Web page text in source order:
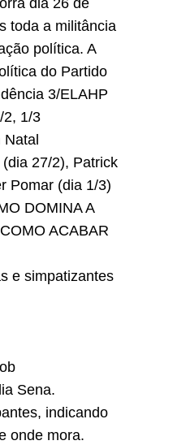
dia 26 de
toda a militância
política. A
do Partido
3/ELAHP
2, 1/3
27/2), Patrick
Pomar (dia 1/3)
DOMINA A
ACABAR
e simpatizantes
Sena.
indicando
onde mora.